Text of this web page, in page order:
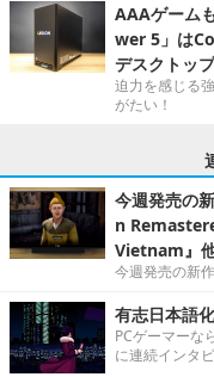
AAAゲーム
wer 5」は
デスクトッ
迫力を感じる
がたい！
今週発売の
n
Vietnam』
今週発売の新
有志日本語
PCゲーマーな
に連続インタビ